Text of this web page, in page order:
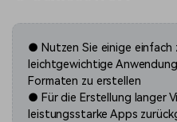
● Nutzen Sie einige
leichtgewichtige
Formaten zu erstellen
● Für die Erstellung langer
leistungsstarke Apps